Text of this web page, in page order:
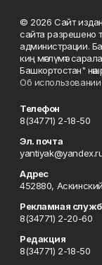
© 2026 Сайт
сайта разрешено
администрации.
киң мәғлүмәт
Башкортостан"
Об
Телефон
8(34771) 2-18-50
Эл. почта
Адрес
452880,
Рекламная
8(34771) 2-20-60
Редакция
8(34771) 2-18-50